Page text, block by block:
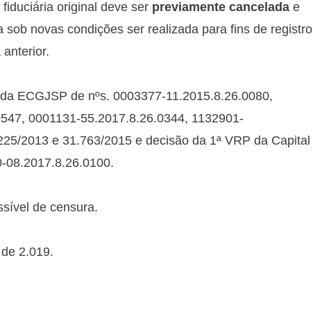
original deve ser previamente cancelada e
sob novas condições ser realizada para fins de registro
ECGJSP de nºs. 0003377-11.2015.8.26.0080,
0001131-55.2017.8.26.0344, 1132901-
2013 e 31.763/2015 e decisão da 1ª VRP da Capital
08.2017.8.26.0100.
de censura.
2.019.